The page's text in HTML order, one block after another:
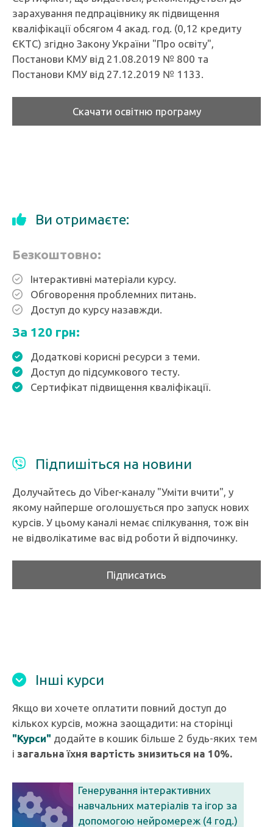
зарахування педпрацівнику як підвищення
кваліфікації обсягом 4 акад. год. (0,12 кредиту
ЄКТС) згідно Закону України "Про освіту",
Постанови КМУ від 21.08.2019 № 800 та
Постанови КМУ від 27.12.2019 № 1133.
Скачати освітню програму
Ви отримаєте:
Безкоштовно:
Інтерактивні матеріали курсу.
Обговорення проблемних питань.
Доступ до курсу назавжди.
За 120 грн:
Додаткові корисні ресурси з теми.
Доступ до підсумкового тесту.
Сертифікат підвищення кваліфікації.
Підпишіться на новини
Долучайтесь до Viber-каналу "Уміти вчити", у
якому найперше оголошується про запуск нових
курсів. У цьому каналі немає спілкування, тож він
не відволікатиме вас від роботи й відпочинку.
Підписатись
Інші курси
Якщо ви хочете оплатити повний доступ до
кількох курсів, можна заощадити: на сторінці
"Курси" додайте в кошик більше 2 будь-яких тем
і загальна їхня вартість знизиться на 10%.
Генерування інтерактивних
навчальних матеріалів та ігор за
допомогою нейромереж (4 год.)